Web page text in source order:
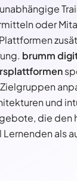
oder
brumm
und
die den
als